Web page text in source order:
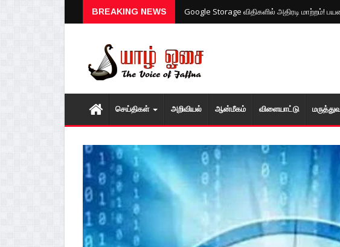
BREAKING NEWS Google Storage விதிகளில் அதிரடி மாற்றம்!
செய்திகள் அறிவியல் ஆன்மீகம் விளையாட்டு
1234 5